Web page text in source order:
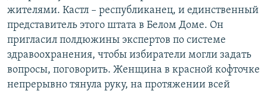
жителями. Кастл – республиканец, и единственный
представитель этого штата в Белом Доме. Он
пригласил полдюжины экспертов по системе
здравоохранения, чтобы избиратели могли задать
вопросы, поговорить. Женщина в красной кофточке
непрерывно тянула руку, на протяжении всей